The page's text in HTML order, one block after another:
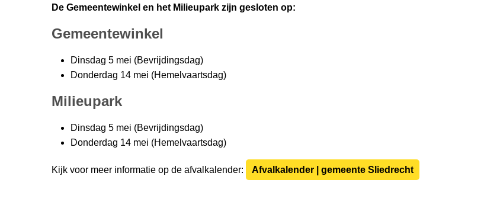
De Gemeentewinkel en het Milieupark zijn gesloten op:
Gemeentewinkel
Dinsdag 5 mei (Bevrijdingsdag)
Donderdag 14 mei (Hemelvaartsdag)
Milieupark
Dinsdag 5 mei (Bevrijdingsdag)
Donderdag 14 mei (Hemelvaartsdag)
Kijk voor meer informatie op de afvalkalender: Afvalkalender | gemeente Sliedrecht